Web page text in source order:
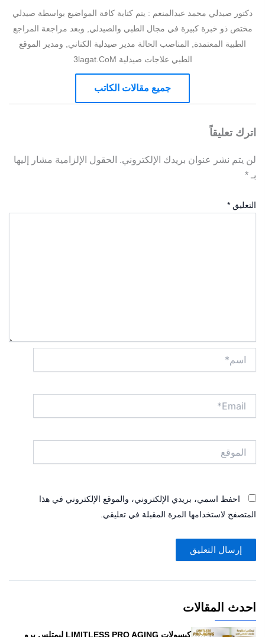
دكتور صيدلي محمد عبدالمنعم : يتم كتابة كافة المواضيع بواسطة صيدلي
مختص ذو خبرة كبيرة في مجال الطبي والصيدلي, وبعد مراجعة المراجع
الطبية المعتمدة, المناصب الحالة مدير صيدلية الكناني, ومدير الموقع
الطبي علاجات صيدلية 3lagat.CoM
جميع مقالات الكاتب
اترك تعليقاً
لن يتم نشر عنوان بريدك الإلكتروني. الحقول الإلزامية مشار إليها
بـ *
التعليق *
احفظ اسمي، بريدي الإلكتروني، والموقع الإلكتروني في هذا
المتصفح لاستخدامها المرة المقبلة في تعليقي.
احدث المقالات
كبسولات LIMITLESS PRO AGING ليمتلس برو